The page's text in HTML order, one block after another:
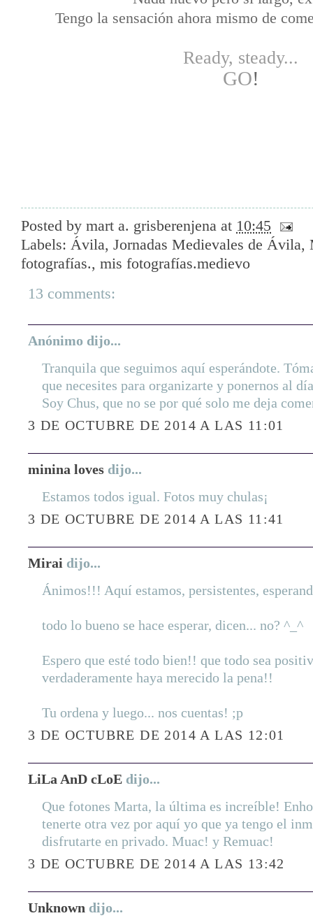
Tengo la sensación ahora mismo de
Ready, steady...
GO!
Posted by mart a. grisberenjena at 10:45
Labels: Ávila, Jornadas Medievales de Ávila,
fotografías., mis fotografías.medievo
13 comments:
Anónimo dijo...
Tranquila que seguimos aquí esperándote.
que necesites para organizarte y ponernos al
Soy Chus, que no se por qué solo me deja
3 DE OCTUBRE DE 2014 A LAS 11:01
minina loves dijo...
Estamos todos igual. Fotos muy chulas¡
3 DE OCTUBRE DE 2014 A LAS 11:41
Mirai dijo...
Ánimos!!! Aquí estamos, persistentes,
todo lo bueno se hace esperar, dicen... no? ^_^
Espero que esté todo bien!! que todo sea
verdaderamente haya merecido la pena!!
Tu ordena y luego... nos cuentas! ;p
3 DE OCTUBRE DE 2014 A LAS 12:01
LiLa AnD cLoE dijo...
Que fotones Marta, la última es increíble!
tenerte otra vez por aquí yo que ya tengo el
disfrutarte en privado. Muac! y Remuac!
3 DE OCTUBRE DE 2014 A LAS 13:42
Unknown dijo...